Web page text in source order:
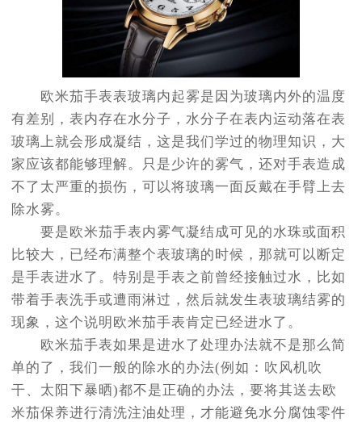
欧米茄手表表玻璃内起雾是因为玻璃内外的温度
有差别，表内存在水分子，水分子在表内运动落在表
玻璃上就会形成凝结，这是我们学过的物理知识，大
家应该都能够理解。只是少许的雾气，还对手表造成
不了太严重的损伤，可以将玻璃一面反戴在手臂上去
除水雾。
要是欧米茄手表内雾气凝结成可见的水珠或面积
比较大，已经布满整个表玻璃的时候，那就可以断定
是手表进水了。特别是手表之前曾经接触过水，比如
带着手表洗手或遭雨淋过，然后就发生表玻璃结雾的
现象，这个说明欧米茄手表肯定已经进水了。
欧米茄手表如果是进水了处理办法就不是那么简
单的了，我们一般的除水的办法(例如：吹风机吹
干、太阳下暴晒)都不是正确的办法，要将其送去欧
米茄保养进行清洗注油处理，才能避免水分腐蚀零件